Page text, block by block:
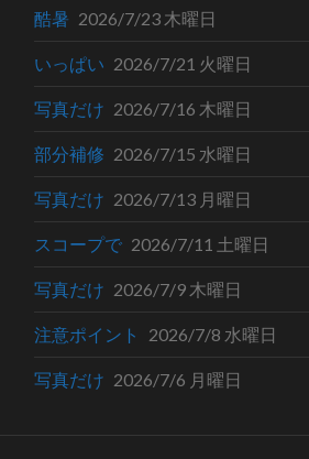
酷暑 2026/7/23 木曜日
いっぱい 2026/7/21 火曜日
写真だけ 2026/7/16 木曜日
部分補修 2026/7/15 水曜日
写真だけ 2026/7/13 月曜日
スコープで 2026/7/11 土曜日
写真だけ 2026/7/9 木曜日
注意ポイント 2026/7/8 水曜日
写真だけ 2026/7/6 月曜日